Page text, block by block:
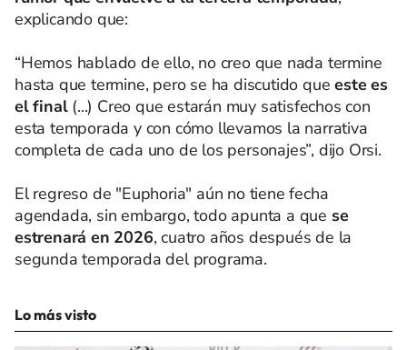
explicando que:
“Hemos hablado de ello, no creo que nada termine
hasta que termine, pero se ha discutido que este es
el final (...) Creo que estarán muy satisfechos con
esta temporada y con cómo llevamos la narrativa
completa de cada uno de los personajes”, dijo Orsi.
El regreso de "Euphoria" aún no tiene fecha
agendada, sin embargo, todo apunta a que se
estrenará en 2026, cuatro años después de la
segunda temporada del programa.
Lo más visto